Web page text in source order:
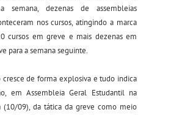
semana, dezenas de assembleias
nos cursos, atingindo a marca
cursos em greve e mais dezenas em
para a semana seguinte.
cresce de forma explosiva e tudo indica
em Assembleia Geral Estudantil na
(10/09), da tática da greve como meio